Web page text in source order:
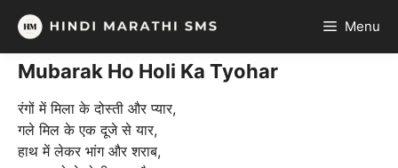
Skip
content
Menu
Mubarak Ho Holi Ka Tyohar
रंगों में मिला के दोस्ती और प्यार,
गले मिल के एक दूजे से यार,
हाथ में लेकर भांग और शराब,